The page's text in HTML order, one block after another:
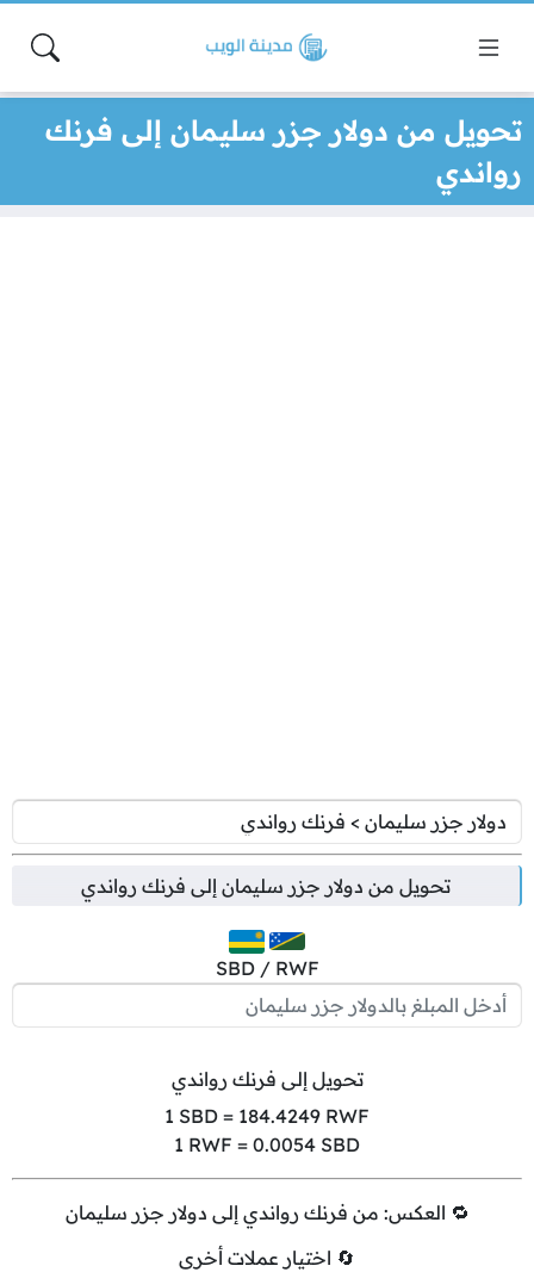
تحويل من دولار جزر سليمان إلى فرنك
رواندي
تحويل من دولار جزر سليمان إلى فرنك رواندي
SBD / RWF
تحويل إلى فرنك رواندي
1 SBD = 184.4249 RWF
1 RWF = 0.0054 SBD
🔁 العكس: من فرنك رواندي إلى دولار جزر سليمان
🔄 اختيار عملات أخرى